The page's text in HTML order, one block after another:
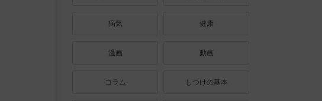
病気 健康
漫画 動画
コラム しつけの基本